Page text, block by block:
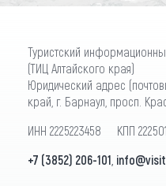
Туристский
(ТИЦ Алтайского края)
Юридический адрес
край, г. Барнаул, просп.
ИНН 2225223458 КПП
+7 (3852) 206-101